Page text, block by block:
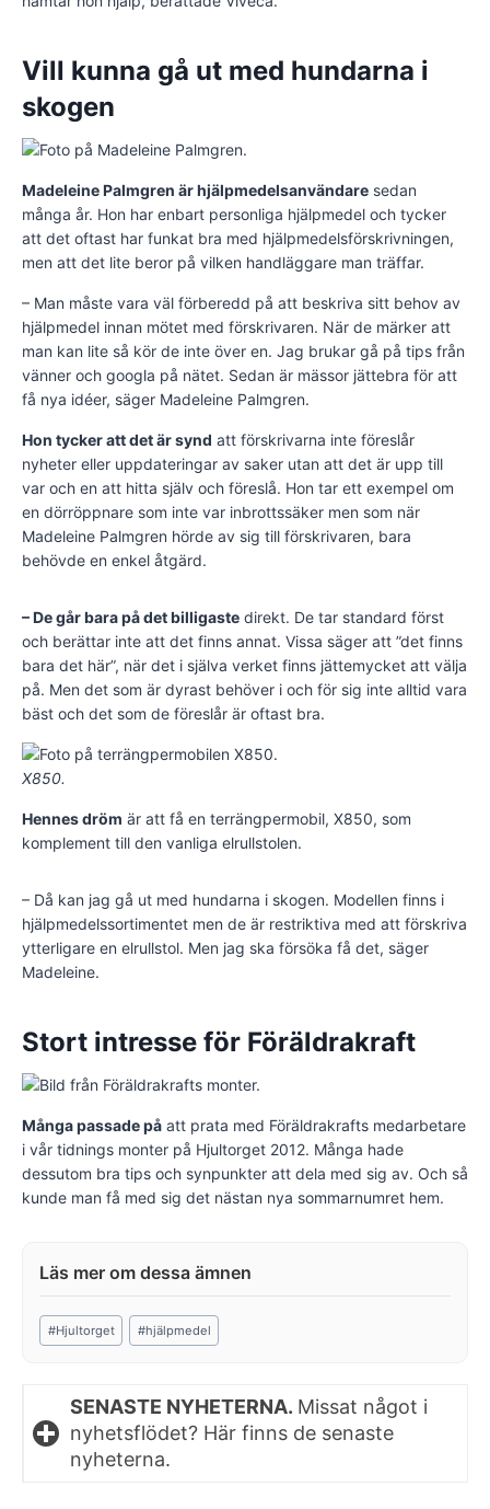
Vill kunna gå ut med hundarna i
skogen
Madeleine Palmgren är hjälpmedelsanvändare sedan
många år. Hon har enbart personliga hjälpmedel och tycker
att det oftast har funkat bra med hjälpmedelsförskrivningen,
men att det lite beror på vilken handläggare man träffar.
– Man måste vara väl förberedd på att beskriva sitt behov av
hjälpmedel innan mötet med förskrivaren. När de märker att
man kan lite så kör de inte över en. Jag brukar gå på tips från
vänner och googla på nätet. Sedan är mässor jättebra för att
få nya idéer, säger Madeleine Palmgren.
Hon tycker att det är synd att förskrivarna inte föreslår
nyheter eller uppdateringar av saker utan att det är upp till
var och en att hitta själv och föreslå. Hon tar ett exempel om
en dörröppnare som inte var inbrottssäker men som när
Madeleine Palmgren hörde av sig till förskrivaren, bara
behövde en enkel åtgärd.
– De går bara på det billigaste direkt. De tar standard först
och berättar inte att det finns annat. Vissa säger att ”det finns
bara det här”, när det i själva verket finns jättemycket att välja
på. Men det som är dyrast behöver i och för sig inte alltid vara
bäst och det som de föreslår är oftast bra.
X850.
Hennes dröm är att få en terrängpermobil, X850, som
komplement till den vanliga elrullstolen.
– Då kan jag gå ut med hundarna i skogen. Modellen finns i
hjälpmedelssortimentet men de är restriktiva med att förskriva
ytterligare en elrullstol. Men jag ska försöka få det, säger
Madeleine.
Stort intresse för Föräldrakraft
Många passade på att prata med Föräldrakrafts medarbetare
i vår tidnings monter på Hjultorget 2012. Många hade
dessutom bra tips och synpunkter att dela med sig av. Och så
kunde man få med sig det nästan nya sommarnumret hem.
Post
Tags:
#Hjultorget #hjälpmedel
SENASTE NYHETERNA. Missat något i
nyhetsflödet? Här finns de senaste
nyheterna.